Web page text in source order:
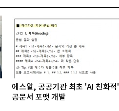
에스알, 공공기관 최초 'AI 친화적'
공문서 포맷 개발